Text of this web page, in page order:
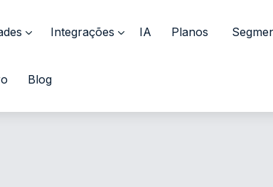
Integrações IA Planos
Blog